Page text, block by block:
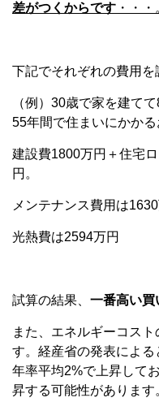
差がつくからです ・・・
下記でそれぞれの費用を
（例）30歳で家を建て
55年間で住まいにかかる
建設費1800万円＋住宅
円。
メンテナンス費用は
光熱費は2594万円
試算の結果、 一番高い買
また、エネルギーコス
す。経産省の発表によ
年率平均2%で上昇して
昇する可能性があります